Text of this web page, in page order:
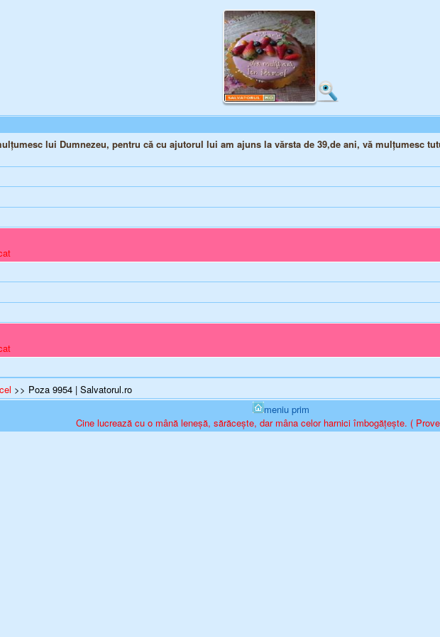
lui Dumnezeu, pentru că cu ajutorul lui am ajuns la vărsta de 39,de ani, vă mulțumesc
>> Poza 9954 | Salvatorul.ro
meniu prim
Cine lucrează cu o mână leneșă, sărăcește, dar mâna celor harnici îmbogăţește. (